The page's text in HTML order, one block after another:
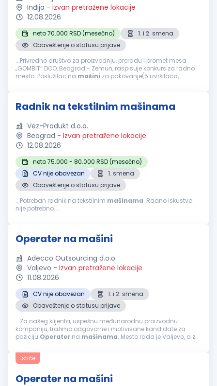
Inđija - Izvan pretražene lokacije
12.08.2026
neto 70.000 RSD (mesečno)
1. i 2. smena
Obaveštenje o statusu prijave
...Privredno društvo za proizvodnju, preradu i promet mesa
„GOMBIT“ DOO, Beograd - Zemun, raspisuje konkurs za radno
mesto: Poslužilac na mašini za pakovanje(5 izvršilaca,
Radnik na tekstilnim mašinama
Vez-Produkt d.o.o.
Beograd - Izvan pretražene lokacije
12.08.2026
neto 75.000 - 80.000 RSD (mesečno)
CV nije obavezan
1. smena
Obaveštenje o statusu prijave
...Potreban radnik na tekstilnim mašinama. Radno iskustvo
nije potrebno....
Operater na mašini
Adecco Outsourcing d.o.o.
Valjevo - Izvan pretražene lokacije
11.08.2026
CV nije obavezan
1. i 2. smena
Obaveštenje o statusu prijave
...Za našeg klijenta, uspešnu međunarodnu proizvodnu
kompaniju, tražimo odgovorne i motivisane kandidate za
poziciju Operater na mašinama. Mesto rada je Valjevo, a za
organizovan prevoz. Profil...
Ističe
Operater na mašini